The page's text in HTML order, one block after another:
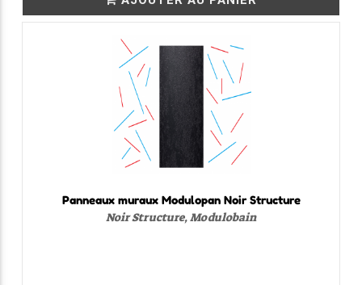
Panneaux muraux Modulopan Noir Structure
Noir Structure, Modulobain